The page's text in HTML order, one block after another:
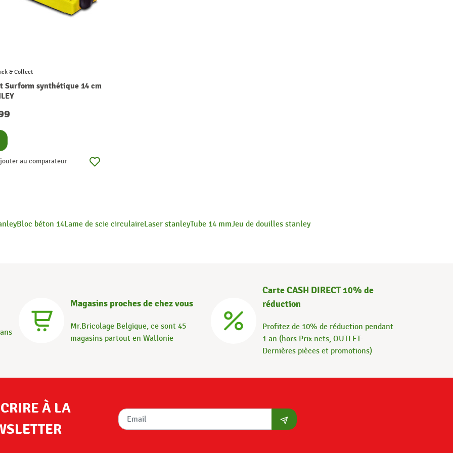
& Collect
Surform synthétique 14 cm
au comparateur
Bloc béton 14Lame de scie circulaireLaser stanleyTube 14 mmJeu de douilles stanley
Magasins proches de chez vous
Mr.Bricolage Belgique, ce sont 45
magasins partout en Wallonie
Carte CASH DIRECT 10% de
réduction
Profitez de 10% de réduction pendant
1 an (hors Prix nets, OUTLET-
Dernières pièces et promotions)
À LA
S'abonner